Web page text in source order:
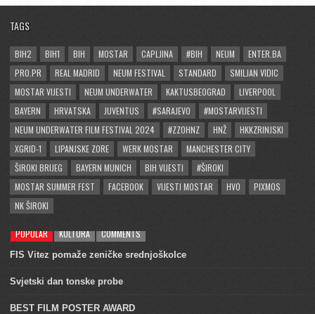
TAGS
BIH2 BIH1 BIH MOSTAR CAPLJINA #BIH NEUM
ENTER.BA
PRO.PR
REAL MADRID NEUM FESTIVAL STANDARD
SMILJAN VIDIC
MOSTAR VIJESTI
NEUM UNDERWATER KAKTUSBEOGRAD
LIVERPOOL
BAYERN
HRVATSKA JUVENTUS #SARAJEVO
#MOSTARVIJESTI
NEUM UNDERWATER FILM FESTIVAL 2024
#ZZOHNZ HNŽ
HKKZRINJSKI
XGRID-1
LIPANJSKE ZORE WERK MOSTAR
MANCHESTER CITY
ŠIROKI BRIJEG
BAYERN MUNICH BIH VIJESTI
#ŠIROKI
MOSTAR SUMMER FEST
FACEBOOK VIJESTI MOSTAR HVO
PIXMOS
NK ŠIROKI
POPULAR KULTURA COMMENTS
FIS Vitez pomaže zeničke srednjoškolce
Svjetski dan tonske probe
BEST FILM POSTER AWARD